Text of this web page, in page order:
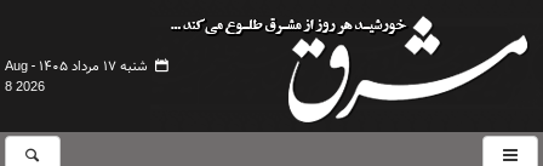
شنبه ۱۷ مرداد ۱۴۰۵ -
Aug
8 2026